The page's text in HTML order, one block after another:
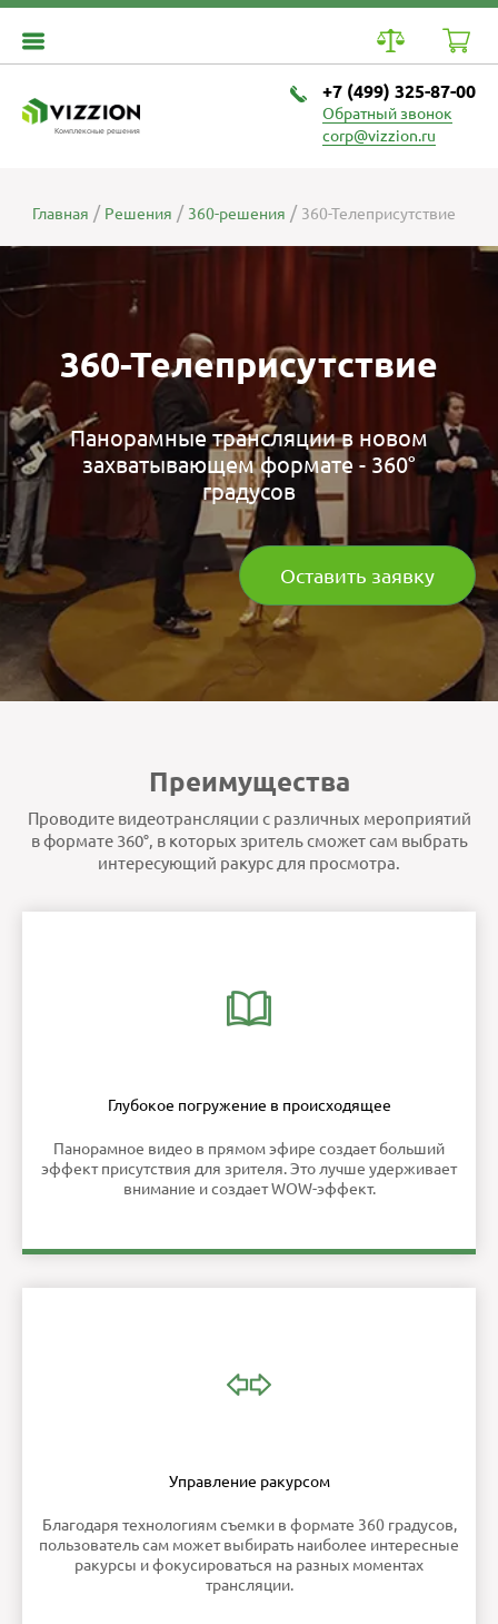
Комплексные решения
+7 (499) 325-87-00
Обратный звонок
corp@vizzion.ru
Главная Решения 360-решения 360-Телеприсутствие
360-Телеприсутствие
Панорамные трансляции в новом
захватывающем формате - 360°
градусов
Оставить заявку
Преимущества
Проводите видеотрансляции с различных мероприятий
в формате 360°, в которых зритель сможет сам выбрать
интересующий ракурс для просмотра.
Глубокое погружение в происходящее
Панорамное видео в прямом эфире создает больший
эффект присутствия для зрителя. Это лучше удерживает
внимание и создает WOW-эффект.
Управление ракурсом
Благодаря технологиям съемки в формате 360 градусов,
пользователь сам может выбирать наиболее интересные
ракурсы и фокусироваться на разных моментах
трансляции.